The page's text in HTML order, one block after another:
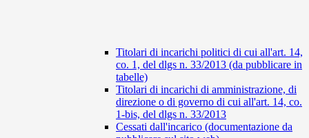
Titolari di incarichi politici di cui all'art. 14,
co. 1, del dlgs n. 33/2013 (da pubblicare in
tabelle)
Titolari di incarichi di amministrazione, di
direzione o di governo di cui all'art. 14, co.
1-bis, del dlgs n. 33/2013
Cessati dall'incarico (documentazione da